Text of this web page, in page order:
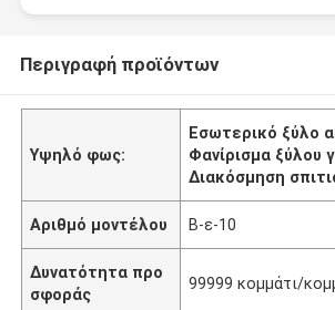
Περιγραφή προϊόντων
Υψηλό φως:
Εσωτερικό ξύλο
Φανίρισμα ξύλου
Διακόσμηση
Αριθμό μοντέλου Β-ε-10
Δυνατότητα προ
σφοράς
99999 κομμάτι/